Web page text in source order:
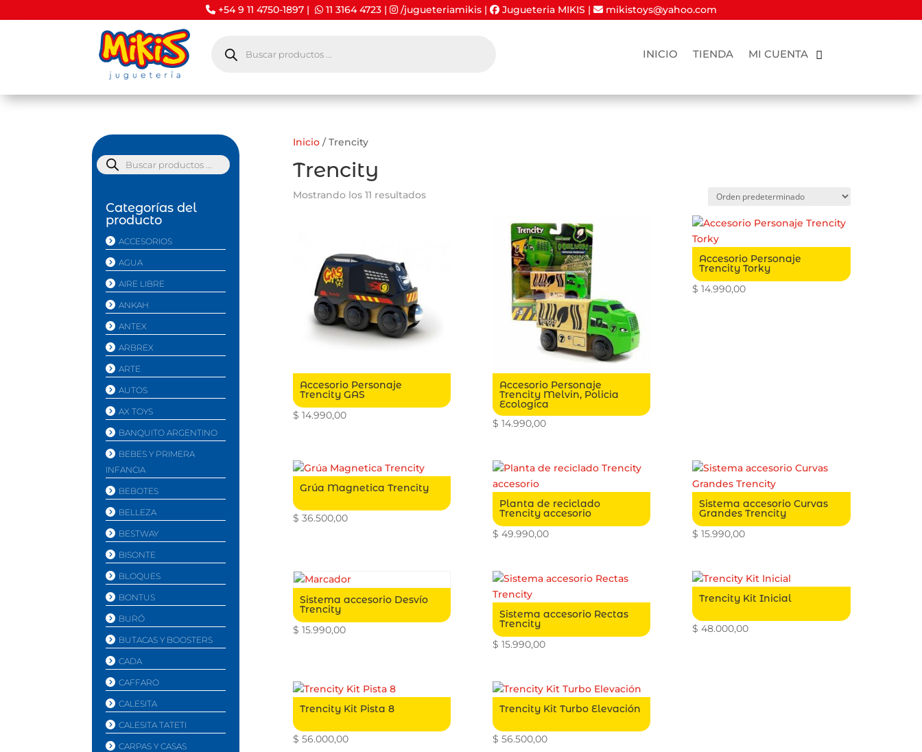
+54 9 11 4750-1897 | 11 3164 4723| /jugueteriamikis| Jugueteria MIKIS | mikistoys@yahoo.com
productos INICIO TIENDA MI CUENTA
Inicio/ Trencity
Trencity
Mostrando los 11 resultados
Accesorio Personaje
Trencity GAS
$ 14.990,00
Accesorio Personaje
Trencity Melvin, Policia
Ecologica
$ 14.990,00
Accesorio Personaje
Trencity Torky
$ 14.990,00
Grúa Magnetica Trencity
$ 36.500,00
Planta de reciclado
Trencity accesorio
$ 49.990,00
Sistema accesorio Curvas
Grandes Trencity
$ 15.990,00
Sistema accesorio Desvío
Trencity
$ 15.990,00
Sistema accesorio Rectas
Trencity
$ 15.990,00
Trencity Kit Inicial
$ 48.000,00
Trencity Kit Pista 8
$ 56.000,00
Trencity Kit Turbo Elevación
$ 56.500,00
Búsqueda
de
productos
Categorías del
producto
ACCESORIOS
AGUA
AIRE LIBRE
ANKAH
ANTEX
ARBREX
ARTE
AUTOS
AX TOYS
BANQUITO ARGENTINO
BEBES Y PRIMERA
INFANCIA
BEBOTES
BELLEZA
BESTWAY
BISONTE
BLOQUES
BONTUS
BURÓ
BUTACAS Y BOOSTERS
CADA
CAFFARO
CALESITA
CALESITA TATETI
CARPAS Y CASAS